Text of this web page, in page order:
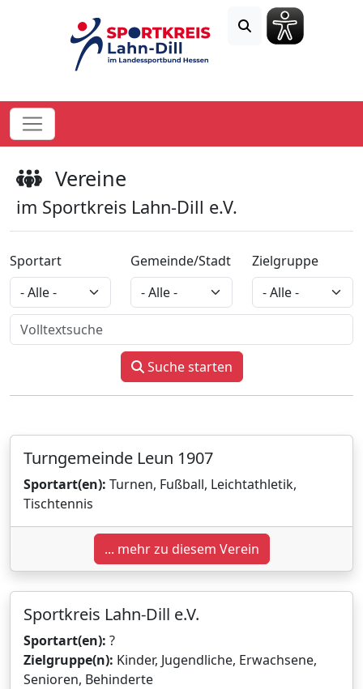
Vereine
im Sportkreis Lahn-Dill e.V.
Sportart Gemeinde/Stadt Zielgruppe
Volltextsuche
Suche starten
Turngemeinde Leun 1907
Sportart(en): Turnen, Fußball, Leichtathletik,
Tischtennis
... mehr zu diesem Verein
Sportkreis Lahn-Dill e.V.
Sportart(en): ?
Zielgruppe(n): Kinder, Jugendliche, Erwachsene,
Senioren, Behinderte